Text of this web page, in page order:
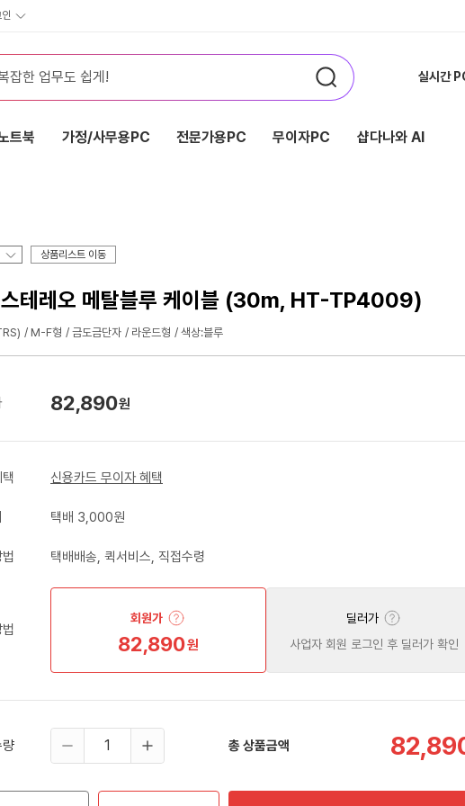
실시간
트북 가정/사무용PC 전문가용PC 무이자PC 샵다나와 AI
상품리스트 이동
테레오 메탈블루 케이블 (30m, HT-TP4009)
M-F형 금도금단자 라운드형 색상:블루
82,890원
신용카드 무이자 혜택
택배 3,000원
택배배송, 퀵서비스, 직접수령
회원가
82,890원
딜러가
사업자 회원 로그인 후 딜러가 확인
량 총 상품금액